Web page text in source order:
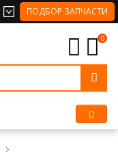
ПОДБОР ЗАПЧАСТИ
0